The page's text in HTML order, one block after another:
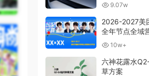
9.07w
2026-2027美
全年节点全域
案 10w+
六神花露水
草方案